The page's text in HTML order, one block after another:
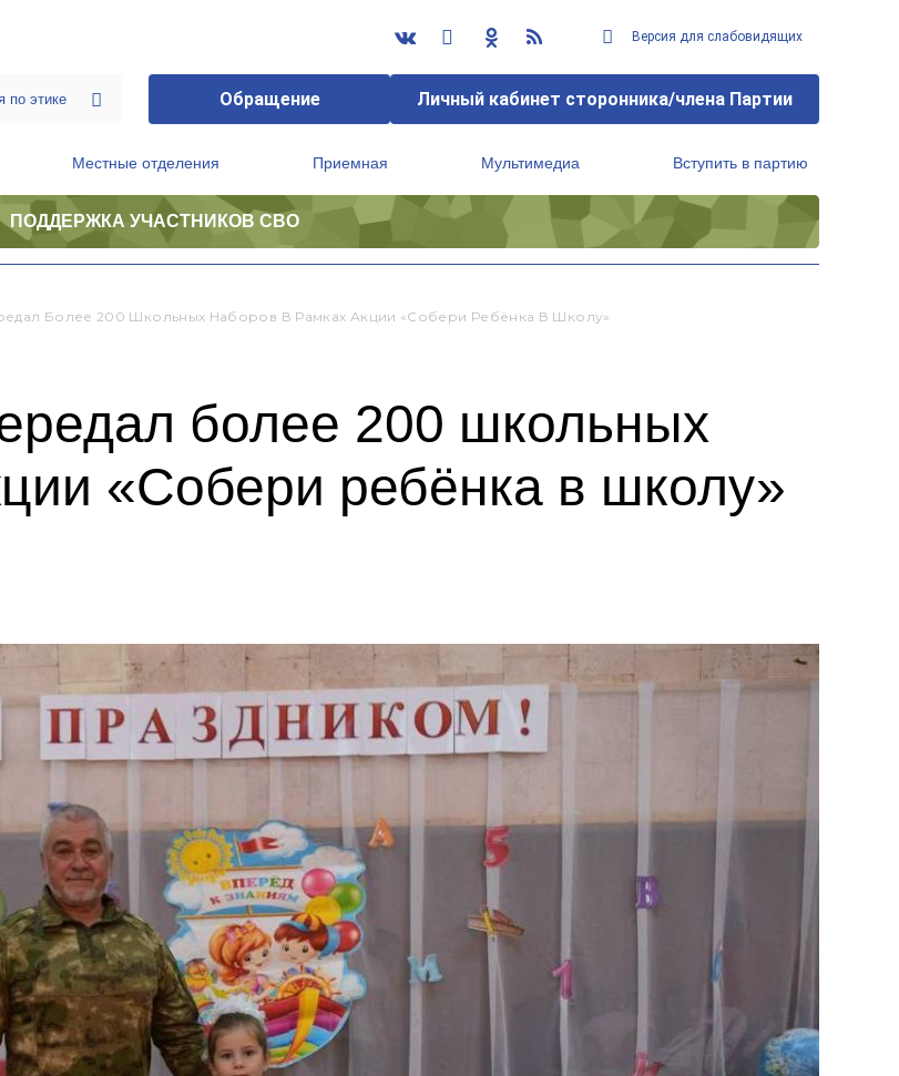
Версия для слабовидящих
Обращение Личный кабинет сторонника/члена Партии
Местные отделения Приемная Мультимедиа Вступить в партию
ПОДДЕРЖКА УЧАСТНИКОВ СВО
Более 200 Школьных Наборов В Рамках Акции «Собери Ребёнка В Школу»
более 200 школьных
«Собери ребёнка в школу»